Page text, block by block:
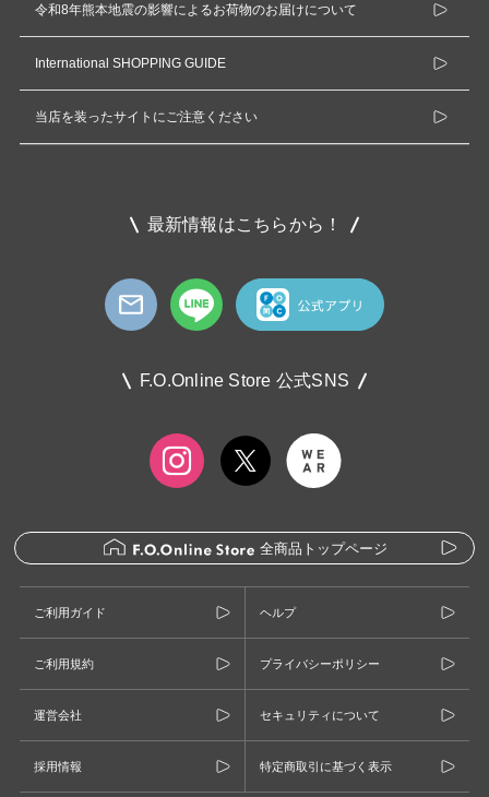
令和8年熊本地震の影響によるお荷物のお届けについて
International SHOPPING GUIDE
当店を装ったサイトにご注意ください
最新情報はこちらから！
F.O.Online Store 公式SNS
全商品トップページ
ご利用ガイド ヘルプ
ご利用規約 プライバシーポリシー
運営会社 セキュリティについて
採用情報 特定商取引に基づく表示